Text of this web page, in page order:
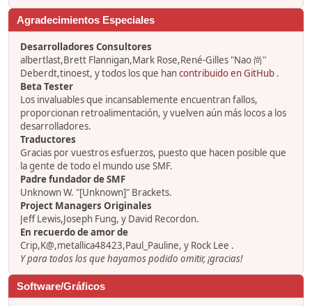
Agradecimientos Especiales
Desarrolladores Consultores
albertlast,Brett Flannigan,Mark Rose,René-Gilles "Nao 尚"
Deberdt,tinoest, y todos los que hancontribuido en GitHub .
Beta Tester
Los invaluables que incansablemente encuentran fallos,
proporcionan retroalimentación, y vuelven aún más locos a los
desarrolladores.
Traductores
Gracias por vuestros esfuerzos, puesto que hacen posible que
la gente de todo el mundo use SMF.
Padre fundador de SMF
Unknown W. "[Unknown]" Brackets.
Project Managers Originales
Jeff Lewis,Joseph Fung, y David Recordon.
En recuerdo de amor de
Crip,K@,metallica48423,Paul_Pauline, y Rock Lee .
Y para todos los que hayamos podido omitir, ¡gracias!
Software/Gráficos